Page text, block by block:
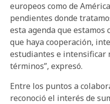
europeos como de
pendientes donde
esta agenda que estamos
que haya cooperación,
estudiantes e intensificar
términos”, expresó.
Entre los puntos a
reconoció el interés de